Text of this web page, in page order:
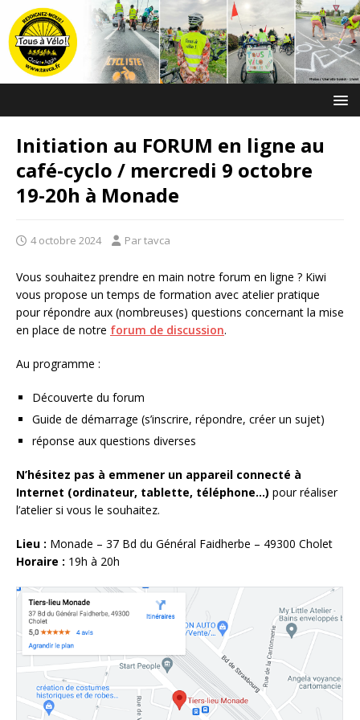
Initiation au FORUM en ligne au
café-cyclo / mercredi 9 octobre
19-20h à Monade
4 octobre 2024 Par tavca
Vous souhaitez prendre en main notre forum en ligne ? Kiwi
vous propose un temps de formation avec atelier pratique
pour répondre aux (nombreuses) questions concernant la mise
en place de notre forum de discussion.
Au programme :
Découverte du forum
Guide de démarrage (s’inscrire, répondre, créer un sujet)
réponse aux questions diverses
N’hésitez pas à emmener un appareil connecté à
Internet (ordinateur, tablette, téléphone…) pour réaliser
l’atelier si vous le souhaitez.
Lieu : Monade – 37 Bd du Général Faidherbe – 49300 Cholet
Horaire : 19h à 20h